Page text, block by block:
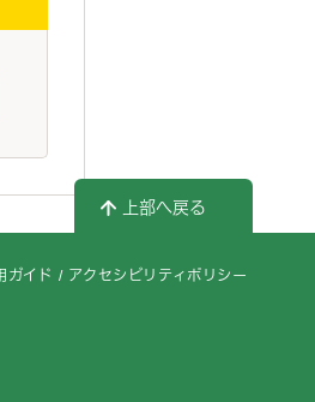
上部へ戻る
ガイド アクセシビリティポリシー